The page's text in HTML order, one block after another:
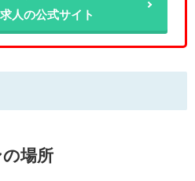
人の公式サイト
場所